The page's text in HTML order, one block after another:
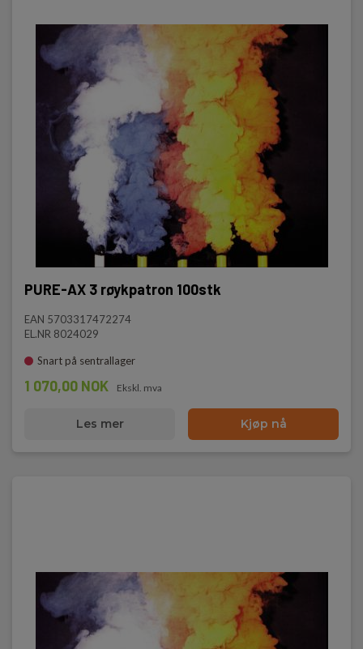
PURE-AX 3 røykpatron 100stk
EAN 5703317472274
EL.NR 8024029
Snart på sentrallager
1 070,00 NOK Ekskl. mva
Les mer Kjøp nå